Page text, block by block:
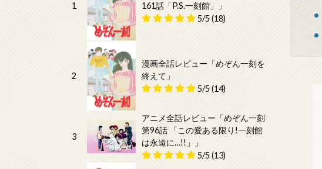
1
161話「P.S.一刻館」」
5/5 (18)
2
漫画全話レビュー「めぞん一刻を
終えて」
5/5 (14)
3
アニメ全話レビュー「めぞん一刻
第96話 「この愛ある限り!一刻館
は永遠に…!!」」
5/5 (13)